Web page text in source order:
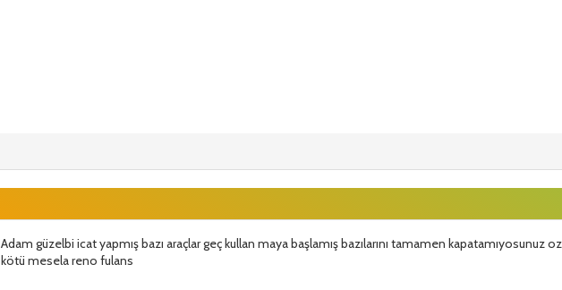
Adam güzelbi icat yapmış bazı araçlar geç kullan maya başlamış bazılarını tamamen kapatamıyosunuz
kötü mesela reno fulans